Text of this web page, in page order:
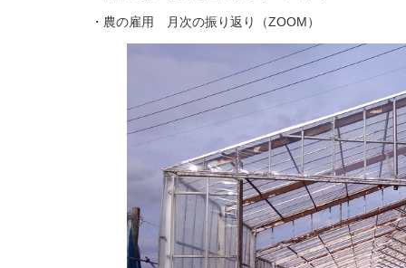
・農の雇用 月次の振り返り（ZOOM）